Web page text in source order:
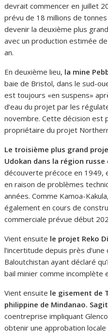
devrait commencer en juillet
prévu de 18 millions de
devenir la deuxième plus
avec un production estimée
an.
En deuxième lieu, la mine
baie de Bristol, dans le sud-
est toujours «en suspens»
d’eau du projet par les
novembre. Cette décision est
propriétaire du projet
Le troisième plus grand
Udokan dans la région russe
découverte précoce en 1949,
en raison de problèmes
années. Comme Kamoa-
également en cours de
commerciale prévue début
Vient ensuite le projet Reko
l’incertitude depuis près
Baloutchistan ayant déclaré
bail minier comme incomplète
Vient ensuite le gisement de
philippine de Mindanao.
coentreprise impliquant
obtenir une approbation